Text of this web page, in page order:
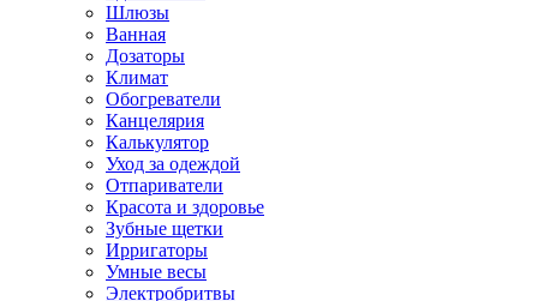
Шлюзы
Ванная
Дозаторы
Климат
Обогреватели
Канцелярия
Калькулятор
Уход за одеждой
Отпариватели
Красота и здоровье
Зубные щетки
Ирригаторы
Умные весы
Электробритвы